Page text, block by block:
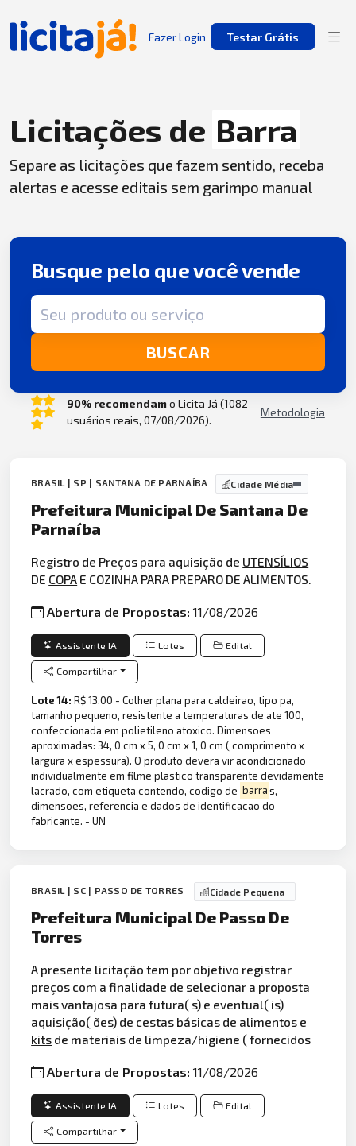
Fazer Login Testar Grátis
Licitações de Barra
Separe as licitações que fazem sentido, receba
alertas e acesse editais sem garimpo manual
Busque pelo que você vende
Termo de busca
BUSCAR
90% recomendamo Licita Já (1082
usuários reais, 07/08/2026).
Metodologia
BRASIL | SP | SANTANA DE PARNAÍBA Cidade Média
Prefeitura Municipal De Santana De
Parnaíba
Registro de Preços para aquisição de UTENSÍLIOS
DE COPA E COZINHA PARA PREPARO DE ALIMENTOS.
Abertura de Propostas:11/08/2026
Assistente IA Lotes Edital
Compartilhar
Lote 14:R$ 13,00 - Colher plana para caldeirao, tipo pa,
tamanho pequeno, resistente a temperaturas de ate 100,
confeccionada em polietileno atoxico. Dimensoes
aproximadas: 34, 0 cm x 5, 0 cm x 1, 0 cm ( comprimento x
largura x espessura). O produto devera vir acondicionado
individualmente em filme plastico transparente devidamente
lacrado, com etiqueta contendo, codigo de barras,
dimensoes, referencia e dados de identificacao do
fabricante. - UN
BRASIL | SC | PASSO DE TORRES Cidade Pequena
Prefeitura Municipal De Passo De
Torres
A presente licitação tem por objetivo registrar
preços com a finalidade de selecionar a proposta
mais vantajosa para futura( s) e eventual( is)
aquisição( ões) de cestas básicas de alimentos e
kits de materiais de limpeza/higiene ( fornecidos
Abertura de Propostas:11/08/2026
Assistente IA Lotes Edital
Compartilhar